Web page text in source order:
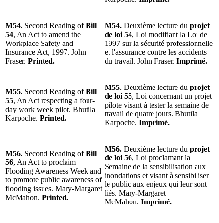
M54. Second Reading ofBill
54, An Act to amend the
Workplace Safety and
Insurance Act, 1997. John
Fraser. Printed.
M54. Deuxième lecture du projet
de loi 54, Loi modifiant la Loi de
1997 sur la sécurité professionnelle
et l'assurance contre les accidents
du travail. John Fraser. Imprimé.
M55. Second Reading ofBill
55, An Act respecting a four-
day work week pilot. Bhutila
Karpoche. Printed.
M55. Deuxième lecture du projet
de loi 55, Loi concernant un projet
pilote visant à tester la semaine de
travail de quatre jours. Bhutila
Karpoche. Imprimé.
M56. Second Reading ofBill
56, An Act to proclaim
Flooding Awareness Week and
to promote public awareness of
flooding issues. Mary-Margaret
McMahon. Printed.
M56. Deuxième lecture du projet
de loi 56, Loi proclamant la
Semaine de la sensibilisation aux
inondations et visant à sensibiliser
le public aux enjeux qui leur sont
liés. Mary-Margaret
McMahon. Imprimé.